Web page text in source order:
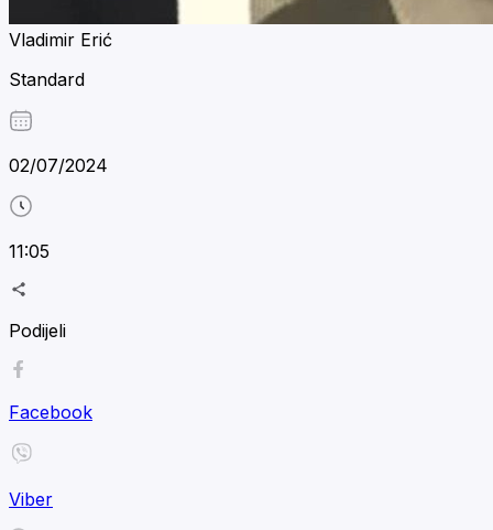
Vladimir Erić
Standard
02/07/2024
11:05
Podijeli
Facebook
Viber